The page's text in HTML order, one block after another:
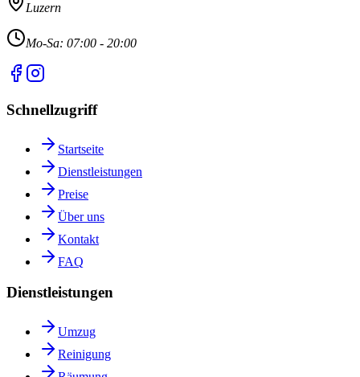
Luzern
Mo-Sa: 07:00 - 20:00
Schnellzugriff
Startseite
Dienstleistungen
Preise
Über uns
Kontakt
FAQ
Dienstleistungen
Umzug
Reinigung